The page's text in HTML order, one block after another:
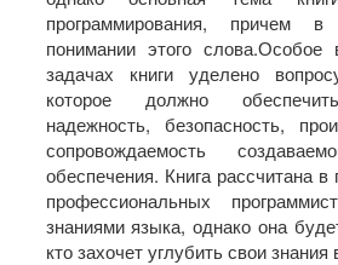
программирования, причем
понимании этого
задачах книги уделено
которое должно
надежность, безопасность,
сопровождаемость
обеспечения. Книга рассчитана
профессиональных
знаниями языка, однако она
кто захочет углубить свои